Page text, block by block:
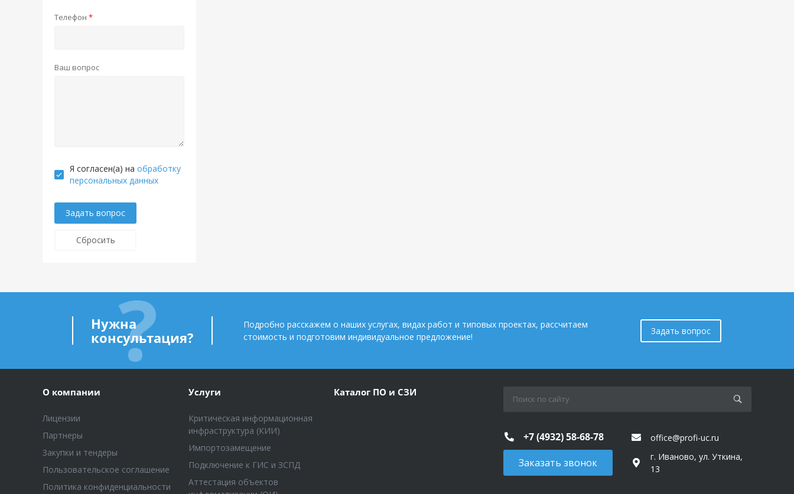
Телефон
Ваш вопрос
Я согласен(а) на обработку
персональных данных
Задать вопрос
Нужна
консультация?
Подробно расскажем о наших услугах, видах работ и типовых проектах, рассчитаем
стоимость и подготовим индивидуальное предложение!
Задать вопрос
О компании
Лицензии
Партнеры
Закупки и тендеры
Пользовательское соглашение
Политика конфиденциальности
Услуги
Критическая информационная
инфраструктура (КИИ)
Импортозамещение
Подключение к ГИС и ЗСПД
Аттестация объектов
Каталог ПО и СЗИ
+7 (4932) 58-68-78 office@profi-uc.ru
Заказать звонок
г. Иваново, ул. Уткина,
13